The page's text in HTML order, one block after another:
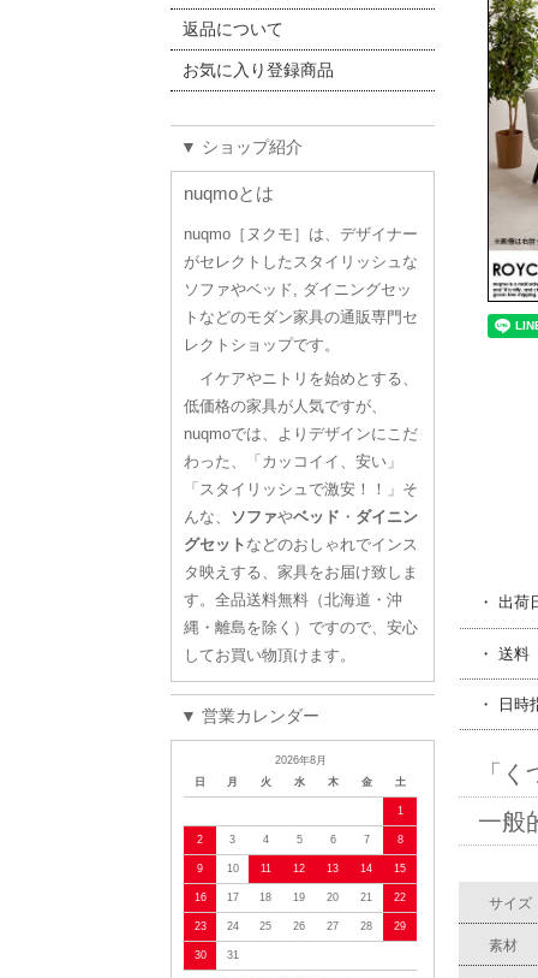
返品について
お気に入り登録商品
▼ ショップ紹介
nuqmoとは
nuqmo［ヌクモ］は、デザイナー
がセレクトしたスタイリッシュな
ソファやベッド, ダイニングセッ
トなどのモダン家具の通販専門セ
レクトショップです。
イケアやニトリを始めとする、
低価格の家具が人気ですが、
nuqmoでは、よりデザインにこだ
わった、「カッコイイ、安い」
「スタイリッシュで激安！！」そ
んな、 ソファやベッド ・ ダイニン
グセット などのおしゃれでインス
タ映えする、家具をお届け致しま
す。全品送料無料（北海道・沖
縄・離島を除く）ですので、安心
してお買い物頂けます。
▼ 営業カレンダー
2026年8月
日
月 火 水 木 金 土
1
2 3 4 5 6 7 8
9 10 11 12 13 14 15
16 17 18 19 20 21 22
23 24 25 26 27 28 29
30 31
・ 出荷
・ 送料
・ 日時
「
一般
サイズ
素材